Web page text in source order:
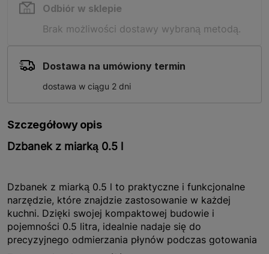
Odbiór w sklepie
Brak możliwości dostawy wybraną metodą.
Dostawa na umówiony termin
dostawa w ciągu 2 dni
Szczegółowy opis
Dzbanek z miarką 0.5 l
Dzbanek z miarką 0.5 l to praktyczne i funkcjonalne
narzędzie, które znajdzie zastosowanie w każdej
kuchni. Dzięki swojej kompaktowej budowie i
pojemności 0.5 litra, idealnie nadaje się do
precyzyjnego odmierzania płynów podczas gotowania